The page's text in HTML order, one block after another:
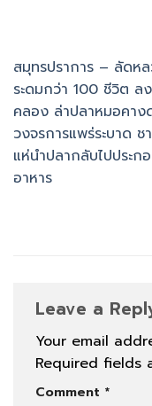
สมุทรปราการ – ลัดห
ระดมกว่า 100 ชีวิต ล
คลอง ล่าปลาหมอคา
วงจรการแพร่ระบาด ช
แห่นำปลากลับไปประก
อาหาร
Leave a
Your email
Required fields
Comment *